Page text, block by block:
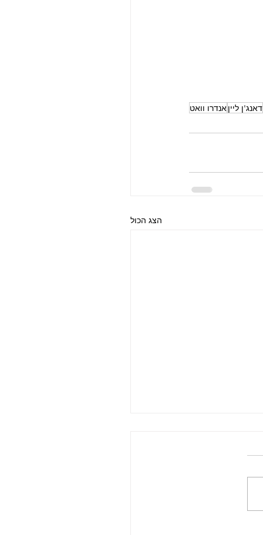
דאנג'ן לייןאנדרו וואט
הצג הכול